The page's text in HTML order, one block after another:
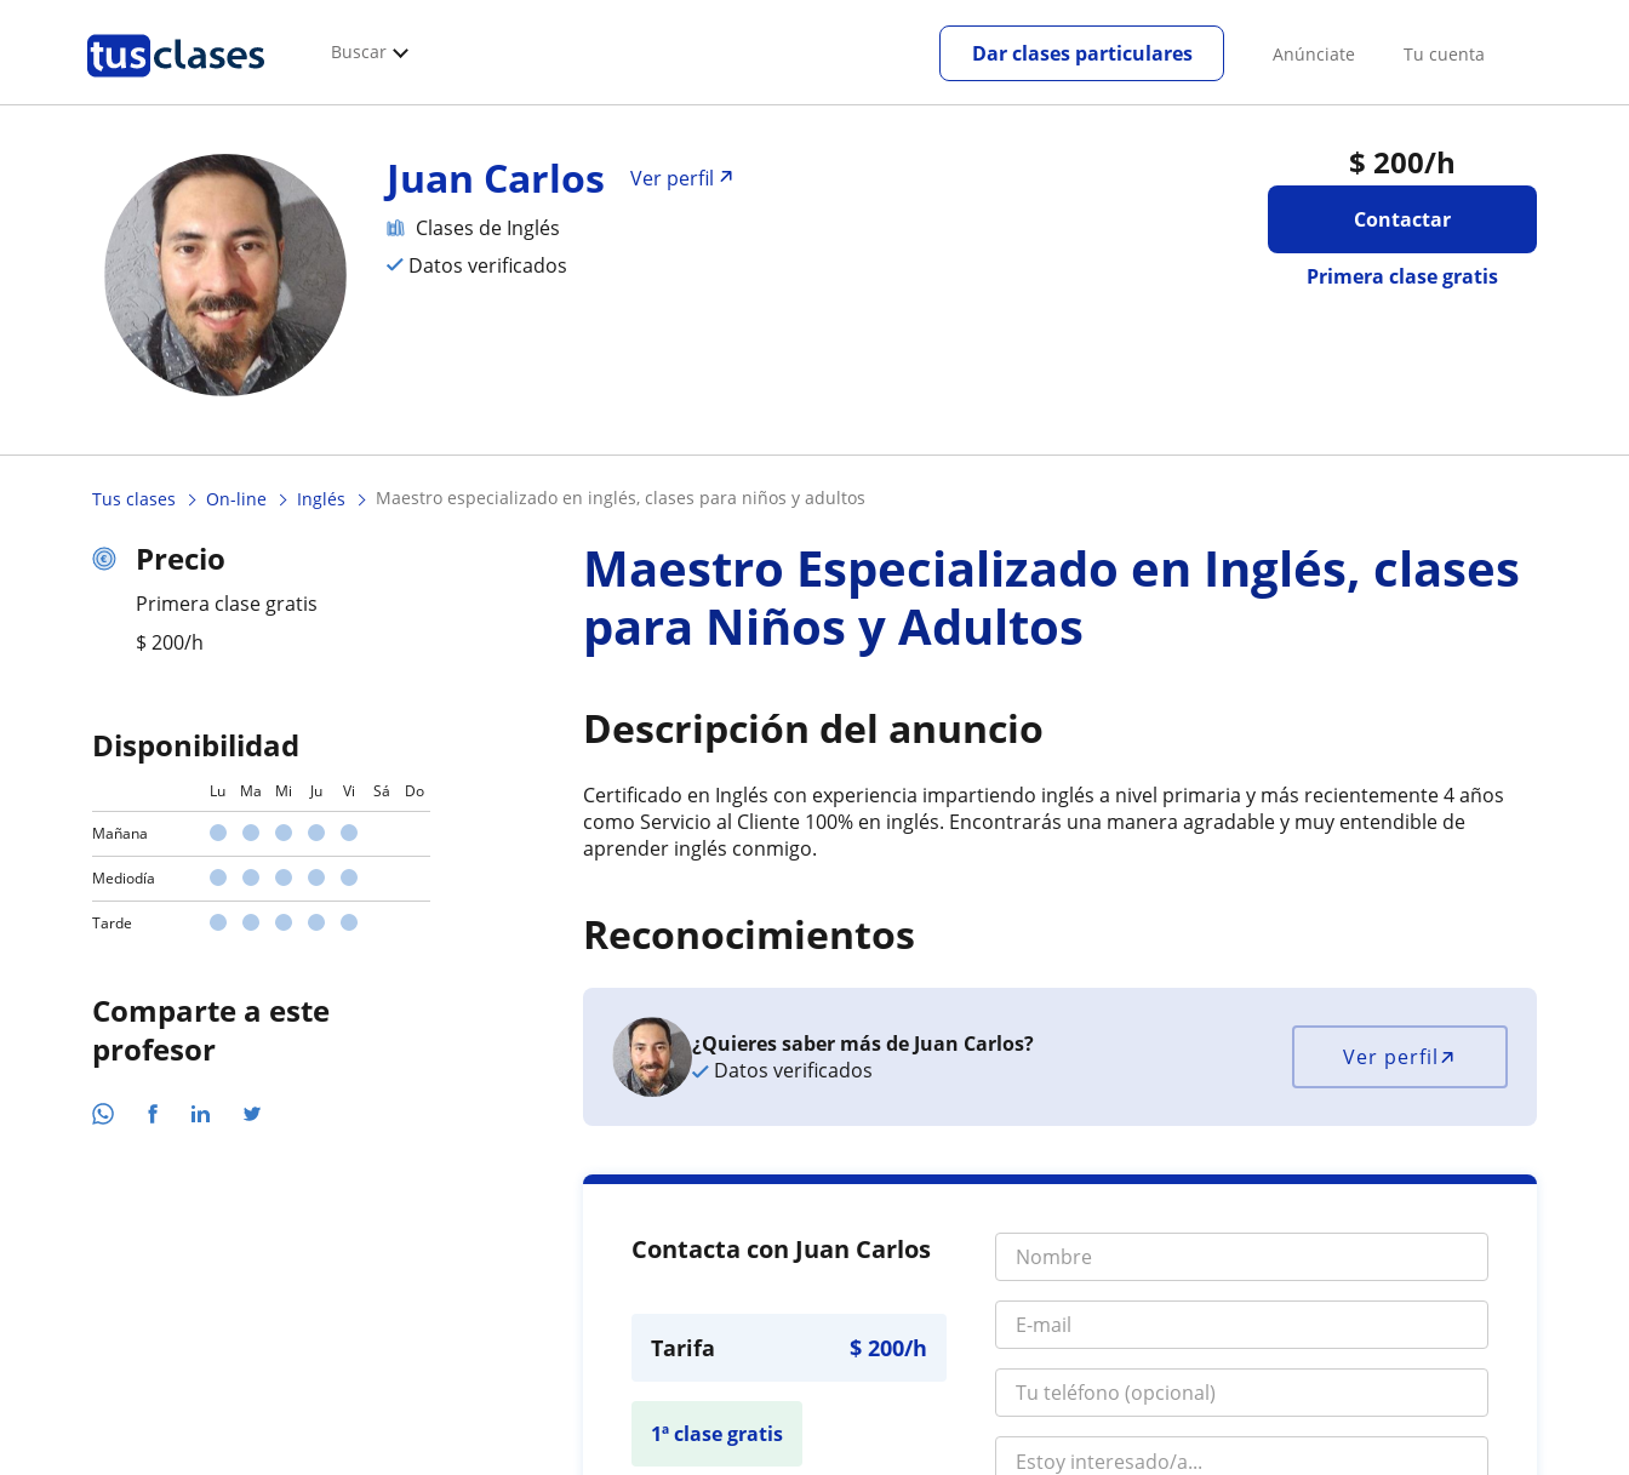
Buscar Anúnciate Tu cuenta
Dar clases particulares
$ 200/h
Contactar
Primera clase gratis
Juan Carlos
Ver perfil
Clases de Inglés
Datos verificados
Tus clases On-line Inglés maestro especializado en inglés, clases para niños y adultos
Precio
Primera clase gratis
$ 200/h
Disponibilidad
Lu Ma Mi Ju Vi Sá Do
Mañana
Mediodía
Tarde
Comparte a este
profesor
Maestro Especializado en Inglés, clases
para Niños y Adultos
Descripción del anuncio
Certificado en Inglés con experiencia impartiendo inglés a nivel primaria y más recientemente 4 años
como Servicio al Cliente 100% en inglés. Encontrarás una manera agradable y muy entendible de
aprender inglés conmigo.
Reconocimientos
¿Quieres saber más de Juan Carlos?
Datos verificados
Ver perfil
Contacta con Juan Carlos
Tarifa $200/h
1ª clase gratis